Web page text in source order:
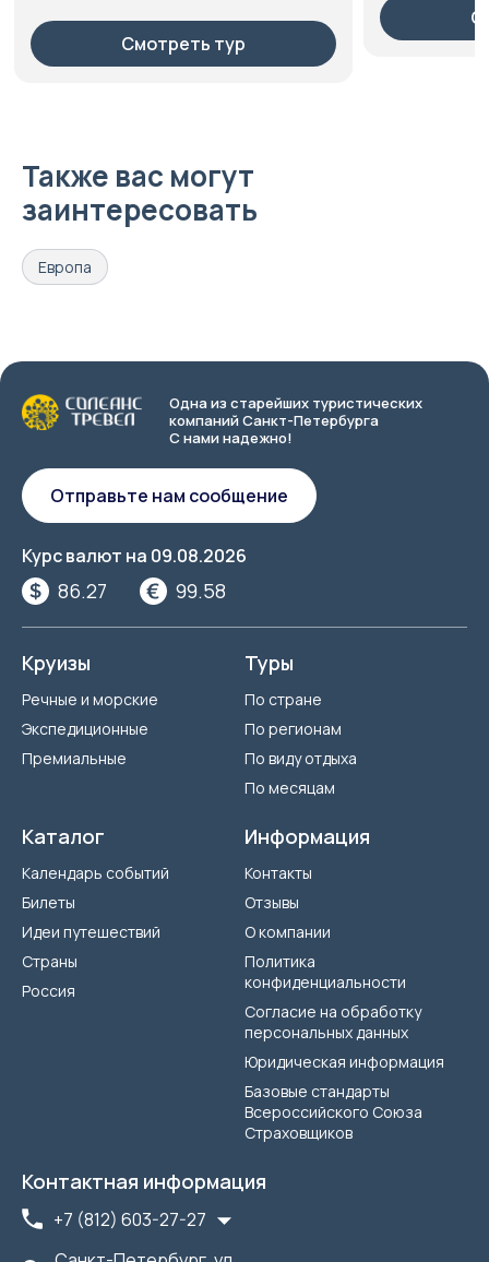
Смотреть тур
Также вас могут
заинтересовать
Европа
Одна из старейших туристических
компаний Санкт-Петербурга
С нами надежно!
Курс валют на 09.08.2026
86.27 99.58
Отправьте нам сообщение
Круизы
Речные и морские
Экспедиционные
Премиальные
Туры
По стране
По регионам
По виду отдыха
По месяцам
Каталог
Календарь событий
Билеты
Идеи путешествий
Страны
Россия
Информация
Контакты
Отзывы
О компании
Политика
конфиденциальности
Согласие на обработку
персональных данных
Юридическая информация
Базовые стандарты
Всероссийского Союза
Страховщиков
Контактная информация
+7 (812) 603-27-27